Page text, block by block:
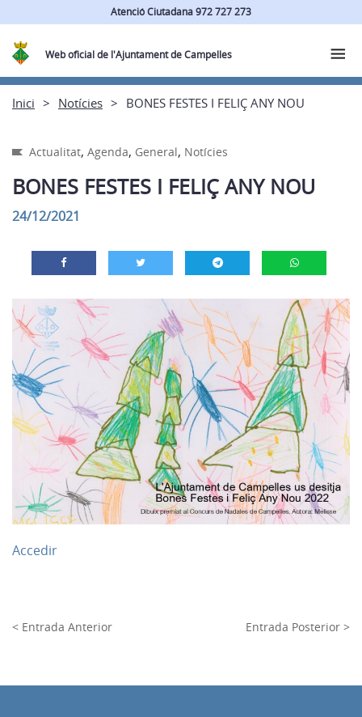
Atenció Ciutadana 972 727 273
Web oficial de l'Ajuntament de Campelles
Inici Notícies BONES FESTES I FELIÇ ANY NOU
Actualitat, Agenda, General, Notícies
BONES FESTES I FELIÇ ANY NOU
24/12/2021
Accedir
< Entrada Anterior Entrada Posterior >